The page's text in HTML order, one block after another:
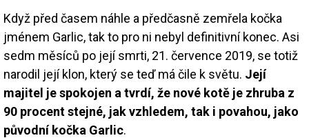
Když před časem náhle a předčasně zemřela kočka
jménem Garlic, tak to pro ni nebyl definitivní konec. Asi
sedm měsíců po její smrti, 21. července 2019, se totiž
narodil její klon, který se teď má čile k světu. Její
majitel je spokojen a tvrdí, že nové kotě je zhruba z
90 procent stejné, jak vzhledem, tak i povahou, jako
původní kočka Garlic.